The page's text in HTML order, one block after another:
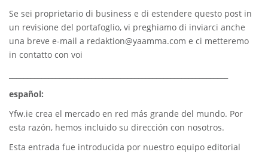
Se sei proprietario di business e di estendere questo post in
un revisione del portafoglio, vi preghiamo di inviarci anche
una breve e-mail a redaktion@yaamma.com e ci metteremo
in contatto con voi
español:
Yfw.ie crea el mercado en red más grande del mundo. Por
esta razón, hemos incluido su dirección con nosotros.
Esta entrada fue introducida por nuestro equipo editorial